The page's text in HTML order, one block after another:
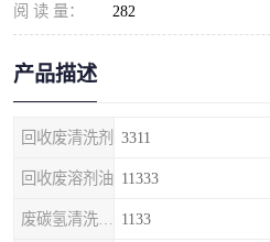
阅 读 量： 282
产品描述
回收废清洗剂 3311
回收废溶剂油 11333
1133